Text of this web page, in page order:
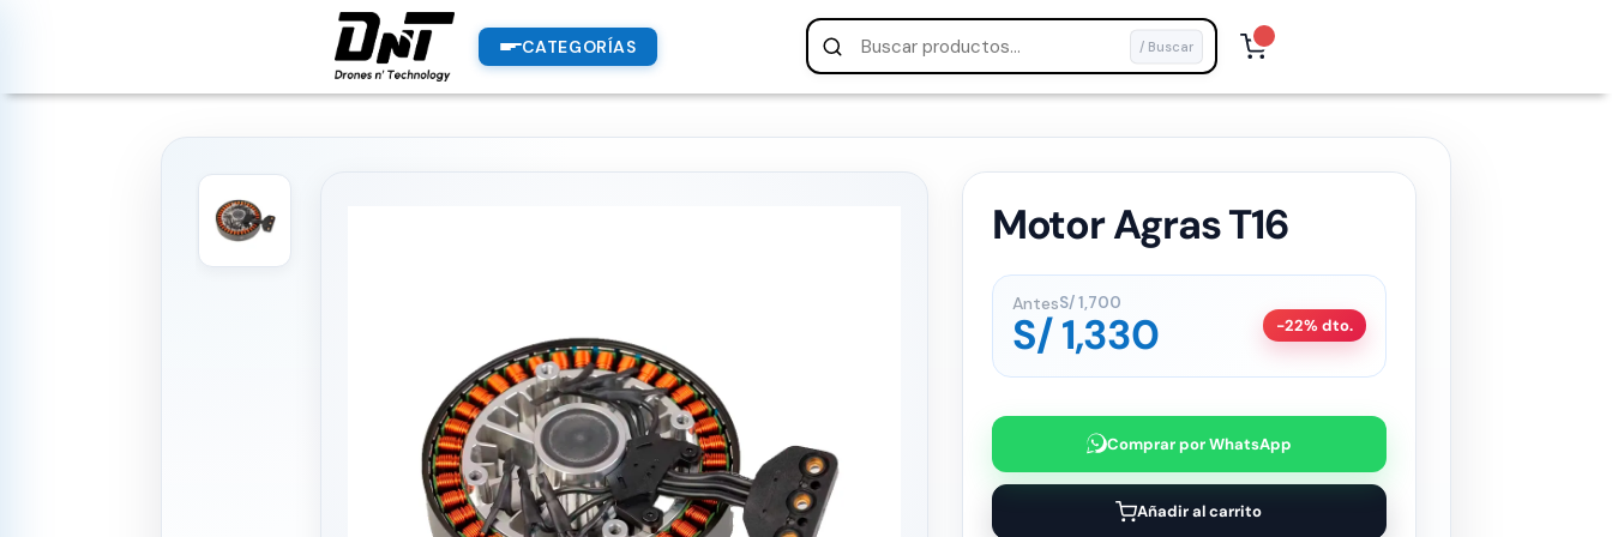
CATEGORÍAS / Buscar
Motor Agras T16
AntesS/1,700
S/1,330 -22% dto.
Comprar por WhatsApp
Añadir al carrito
PRODUCTOS
productos destacados